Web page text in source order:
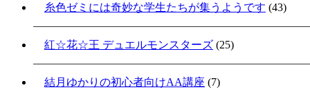
糸色ゼミには奇妙な学生たちが集うようです (43)
紅☆花☆王 デュエルモンスターズ (25)
結月ゆかりの初心者向けAA講座 (7)